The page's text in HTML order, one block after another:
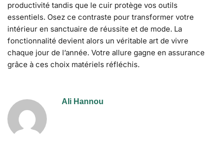
productivité tandis que le cuir protège vos outils
essentiels. Osez ce contraste pour transformer votre
intérieur en sanctuaire de réussite et de mode. La
fonctionnalité devient alors un véritable art de vivre
chaque jour de l’année. Votre allure gagne en assurance
grâce à ces choix matériels réfléchis.
Ali Hannou